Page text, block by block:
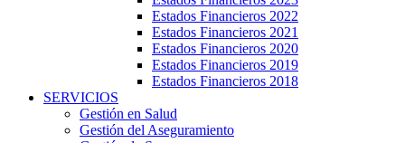
Estados Financieros 2022
Estados Financieros 2021
Estados Financieros 2020
Estados Financieros 2019
Estados Financieros 2018
SERVICIOS
Gestión en Salud
Gestión del Aseguramiento